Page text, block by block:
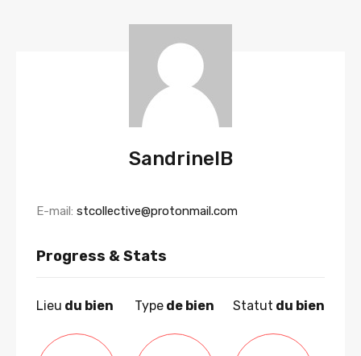
SandrineIB
E-mail: stcollective@protonmail.com
Progress & Stats
Lieu du bien Type de bien Statut du bien